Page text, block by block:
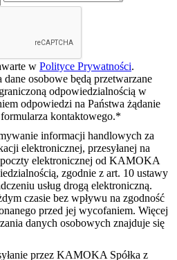
w Polityce Prywatności.
dane osobowe będą przetwarzane
odpowiedzialnością w
odpowiedzi na Państwa żądanie
kontaktowego.*
informacji handlowych za
elektronicznej, przesyłanej na
poczty elektronicznej od KAMOKA
zgodnie z art. 10 ustawy
usług drogą elektroniczną.
czasie bez wpływu na zgodność
przed jej wycofaniem. Więcej
danych osobowych znajduje się
przez KAMOKA Spółka z